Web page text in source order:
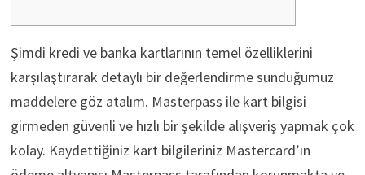
Şimdi kredi ve banka kartlarının temel özelliklerini
karşılaştırarak detaylı bir değerlendirme sunduğumuz
maddelere göz atalım. Masterpass ile kart bilgisi
girmeden güvenli ve hızlı bir şekilde alışveriş yapmak çok
kolay. Kaydettiğiniz kart bilgileriniz Mastercard’ın